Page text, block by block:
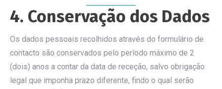
4. Conservação dos Dados
Os dados pessoais recolhidos através do formulário de
contacto são conservados pelo período máximo de 2
(dois) anos a contar da data de receção, salvo obrigação
legal que imponha prazo diferente, findo o qual serão